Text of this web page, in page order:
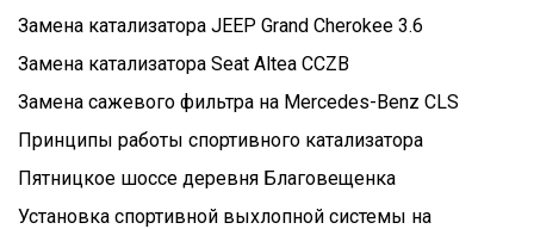
Замена катализатора JEEP Grand Cherokee 3.6
Замена катализатора Seat Altea CCZB
Замена сажевого фильтра на Mercedes-Benz CLS
Принципы работы спортивного катализатора
Пятницкое шоссе деревня Благовещенка
Установка спортивной выхлопной системы на